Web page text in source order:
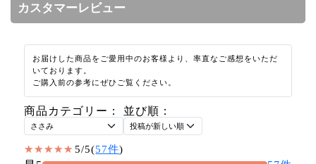
カスタマーレビュー